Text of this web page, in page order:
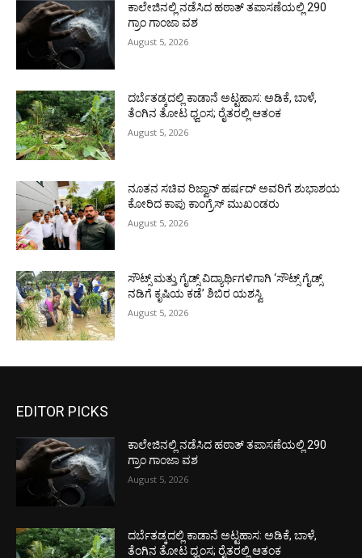
ಕಾಲೇಜಿನಲ್ಲಿ ನಡೆಸಿದ ಹಠಾತ್ ತಪಾಸಣೆಯಲ್ಲಿ 290
ಗ್ರಾಂ ಗಾಂಜಾ ವಶ
August 5, 2026
ದರ್ಬೆತಡ್ಕದಲ್ಲಿ ಕಾಡಾನೆ ಅಟ್ಟಹಾಸ: ಅಡಿಕೆ, ಬಾಳೆ,
ತೆಂಗಿನ ತೋಟ ಧ್ವಂಸ; ರೈತರಲ್ಲಿ ಆತಂಕ
August 5, 2026
ನೂತನ ಸಚಿವ ರಿಜ್ವಾನ್ ಹರ್ಷದ್ ಅವರಿಗೆ ಶುಭಾಶಯ
ಕೋರಿದ ಕಾಪು ಕಾಂಗ್ರೆಸ್ ಮುಖಂಡರು
August 5, 2026
ಸೌಟ್ಸ್ ಮತ್ತು ಗೈಡ್ಸ್ ವಿದ್ಯಾರ್ಥಿಗಳಿಗಾಗಿ ‘ಸೌಟ್ಸ್ ಗೈಡ್ಸ್
ನಡಿಗೆ ಕೃಷಿಯ ಕಡೆ’ ಶಿಬಿರ ಯಶಸ್ವಿ
August 5, 2026
EDITOR PICKS
ಕಾಲೇಜಿನಲ್ಲಿ ನಡೆಸಿದ ಹಠಾತ್ ತಪಾಸಣೆಯಲ್ಲಿ 290
ಗ್ರಾಂ ಗಾಂಜಾ ವಶ
August 5, 2026
ದರ್ಬೆತಡ್ಕದಲ್ಲಿ ಕಾಡಾನೆ ಅಟ್ಟಹಾಸ: ಅಡಿಕೆ, ಬಾಳೆ,
ತೆಂಗಿನ ತೋಟ ಧ್ವಂಸ; ರೈತರಲ್ಲಿ ಆತಂಕ